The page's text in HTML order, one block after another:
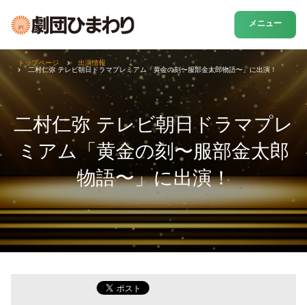
メニュー
二村仁弥 テレビ朝日ドラマプレ
ミアム「黄金の刻〜服部金太郎
物語〜」に出演！
トップページ
出演情報
二村仁弥 テレビ朝日ドラマプレミアム「黄金の刻〜服部金太郎物語〜」に出演！